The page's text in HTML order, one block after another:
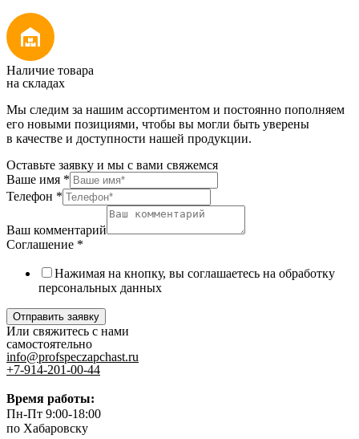
Наличие товара
на складах
Мы следим за нашим ассортиментом и постоянно пополняем
его новыми позициями, чтобы вы могли быть уверены
в качестве и доступности нашей продукции.
Оставьте заявку и мы с вами свяжемся
Ваше имя *
Телефон *
Ваш комментарий
Соглашение *
Нажимая на кнопку, вы соглашаетесь на обработку
персональных данных
Отправить заявку
Или свяжитесь с нами
самостоятельно
info@profspeczapchast.ru
+7-914-201-00-44
Время работы:
Пн-Пт 9:00-18:00
по Хабаровску